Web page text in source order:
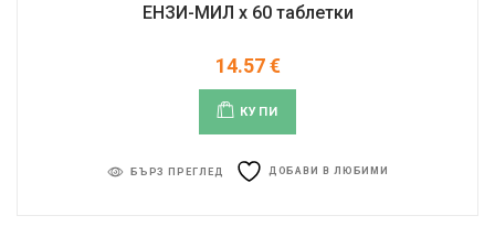
ЕНЗИ-МИЛ х 60 таблетки
14.57€
КУПИ
БЪРЗ ПРЕГЛЕД ДОБАВИ В ЛЮБИМИ